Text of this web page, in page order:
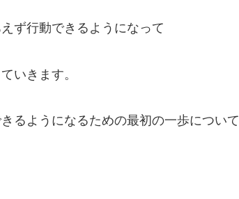
ず行動できるようになって
いきます。
るようになるための最初の一歩について